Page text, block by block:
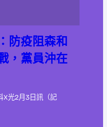
防疫阻森和
，黨員沖在
X光2月3日訊（記